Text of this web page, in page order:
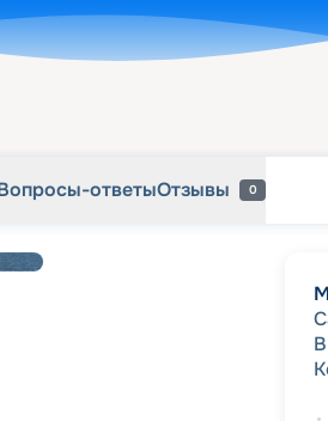
ответыОтзывы 0